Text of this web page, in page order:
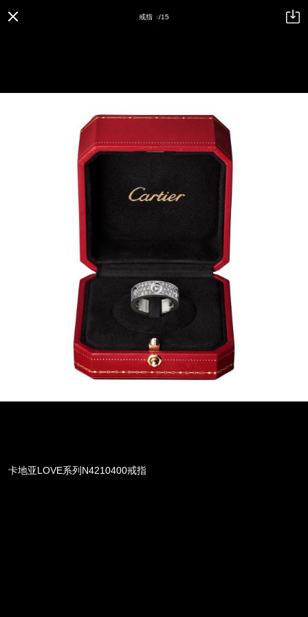
戒指 4/15
卡地亚LOVE系列N4210400戒指